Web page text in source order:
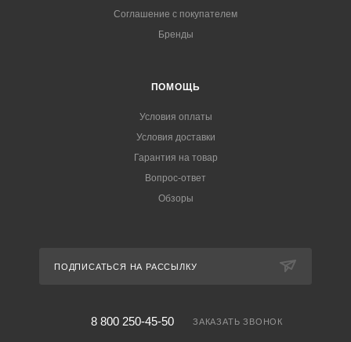
Соглашение с покупателем
Бренды
ПОМОЩЬ
Условия оплаты
Условия доставки
Гарантия на товар
Вопрос-ответ
Обзоры
ПОДПИСАТЬСЯ НА РАССЫЛКУ
8 800 250-45-50 ЗАКАЗАТЬ ЗВОНОК